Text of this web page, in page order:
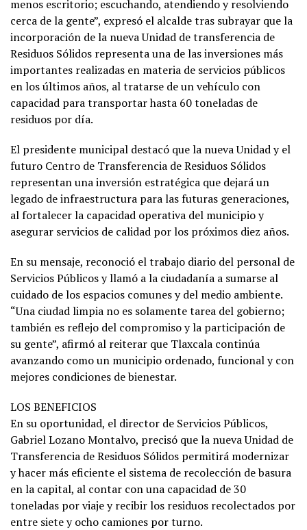
menos escritorio; escuchando, atendiendo y resolviendo
cerca de la gente”, expresó el alcalde tras subrayar que la
incorporación de la nueva Unidad de transferencia de
Residuos Sólidos representa una de las inversiones más
importantes realizadas en materia de servicios públicos
en los últimos años, al tratarse de un vehículo con
capacidad para transportar hasta 60 toneladas de
residuos por día.
El presidente municipal destacó que la nueva Unidad y el
futuro Centro de Transferencia de Residuos Sólidos
representan una inversión estratégica que dejará un
legado de infraestructura para las futuras generaciones,
al fortalecer la capacidad operativa del municipio y
asegurar servicios de calidad por los próximos diez años.
En su mensaje, reconoció el trabajo diario del personal de
Servicios Públicos y llamó a la ciudadanía a sumarse al
cuidado de los espacios comunes y del medio ambiente.
“Una ciudad limpia no es solamente tarea del gobierno;
también es reflejo del compromiso y la participación de
su gente”, afirmó al reiterar que Tlaxcala continúa
avanzando como un municipio ordenado, funcional y con
mejores condiciones de bienestar.
LOS BENEFICIOS
En su oportunidad, el director de Servicios Públicos,
Gabriel Lozano Montalvo, precisó que la nueva Unidad de
Transferencia de Residuos Sólidos permitirá modernizar
y hacer más eficiente el sistema de recolección de basura
en la capital, al contar con una capacidad de 30
toneladas por viaje y recibir los residuos recolectados por
entre siete y ocho camiones por turno.